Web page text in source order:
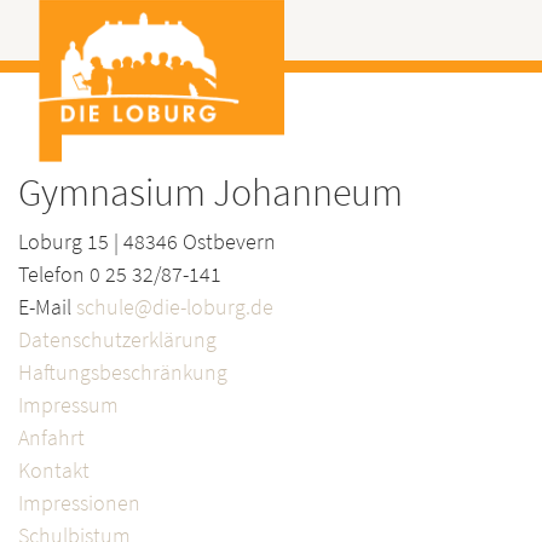
Gymnasium Johanneum
Loburg 15 | 48346 Ostbevern
Telefon 0 25 32/87-141
E-Mail schule@die-loburg.de
Datenschutzerklärung
Haftungsbeschränkung
Impressum
Anfahrt
Kontakt
Impressionen
Schulbistum